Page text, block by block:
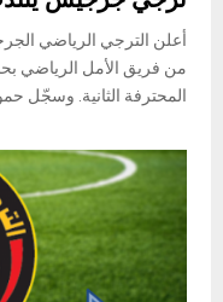
أعلن الترجي الرياضي
من فريق الأمل الرياضي
المحترفة الثانية. وسجّل حمودة 10 أهدافًا